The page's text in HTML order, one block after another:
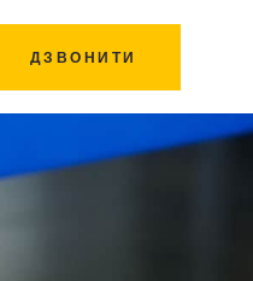
ДЗВОНИТИ